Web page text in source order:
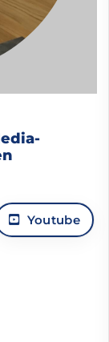
Youtube